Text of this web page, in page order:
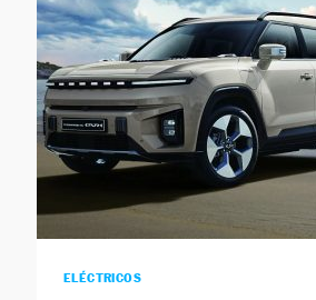
ELÉCTRICOS